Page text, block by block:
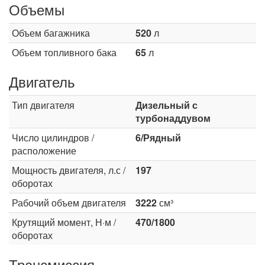
Объемы
Объем багажника 520л
Объем топливного бака
65л
Двигатель
Тип двигателя
Дизельный с
турбонаддувом
Число цилиндров /
расположение
6/Рядный
Мощность двигателя, л.с /
оборотах
197
Рабочий объем двигателя 3222см³
Крутящий момент, Н·м /
оборотах
470/1800